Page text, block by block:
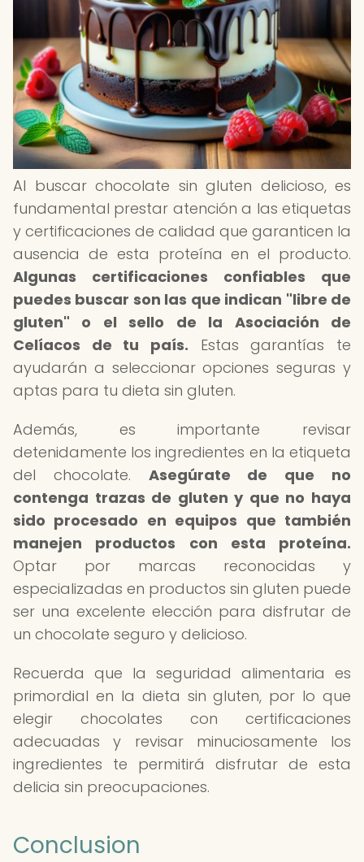
Al buscar chocolate sin gluten delicioso, es
fundamental prestar atención a las etiquetas
y certificaciones de calidad que garanticen la
ausencia de esta proteína en el producto.
Algunas certificaciones confiables que
puedes buscar son las que indican "libre de
gluten" o el sello de la Asociación de
Celíacos de tu país. Estas garantías te
ayudarán a seleccionar opciones seguras y
aptas para tu dieta sin gluten.
Además, es importante revisar
detenidamente los ingredientes en la etiqueta
del chocolate. Asegúrate de que no
contenga trazas de gluten y que no haya
sido procesado en equipos que también
manejen productos con esta proteína.
Optar por marcas reconocidas y
especializadas en productos sin gluten puede
ser una excelente elección para disfrutar de
un chocolate seguro y delicioso.
Recuerda que la seguridad alimentaria es
primordial en la dieta sin gluten, por lo que
elegir chocolates con certificaciones
adecuadas y revisar minuciosamente los
ingredientes te permitirá disfrutar de esta
delicia sin preocupaciones.
Conclusion